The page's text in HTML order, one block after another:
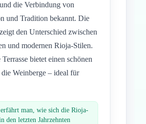
die Verbindung von
und Tradition bekannt. Die
den Unterschied zwischen
und modernen Rioja-Stilen.
bietet einen schönen
Weinberge – ideal für
man, wie sich die Rioja-
den letzten Jahrzehnten